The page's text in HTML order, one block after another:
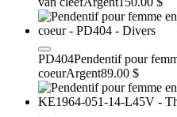
PD404Pendentif pour
coeurArgent89.00 $